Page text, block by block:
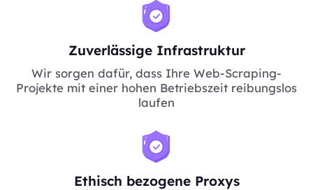
Zuverlässige Infrastruktur
Wir sorgen dafür, dass Ihre Web-Scraping-
Projekte mit einer hohen Betriebszeit reibungslos
laufen
Ethisch bezogene Proxys